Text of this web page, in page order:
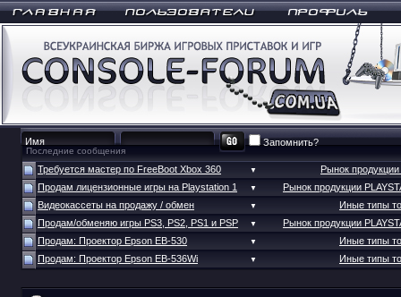
Запомнить?
Последние сообщения
Требуется мастер по FreeBoot Xbox 360 ▼
Рынок продукции
Продам лицензионные игры на Playstation 1
▼
Рынок продукции
Видеокассеты на продажу / обмен
▼
Иные типы
Продам/обменяю игры PS3, PS2, PS1 и PSP
▼
Рынок продукции
Продам: Проектор Epson EB-530
▼
Иные типы
Продам: Проектор Epson EB-536Wi
▼ Иные типы